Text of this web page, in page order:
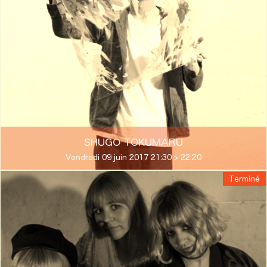
SHUGO TOKUMARU
Vendredi 09 juin 2017 21:30 > 22:20
Terminé